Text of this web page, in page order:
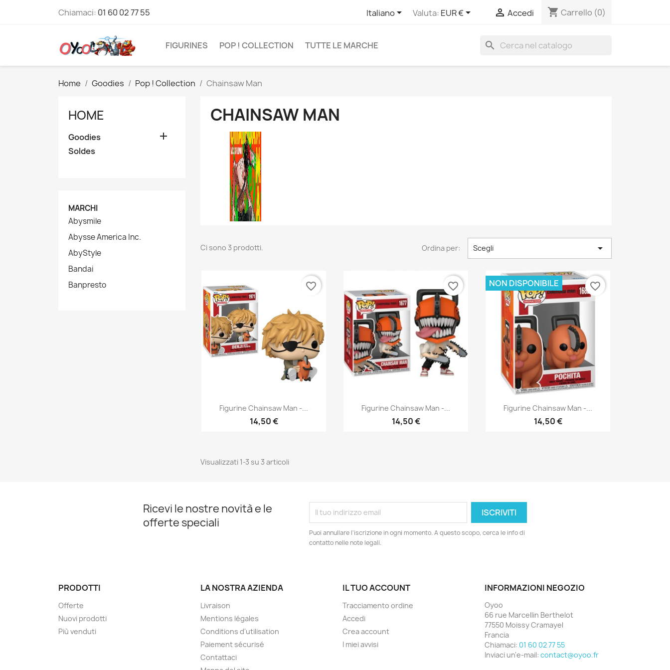
Chiamaci: 01 60 02 77 55 Italiano Valuta: EUR €  Accedi shopping_cart Carrello (0)
FIGURINES POP ! COLLECTION TUTTE LE MARCHE search
Home Goodies Pop ! Collection Chainsaw Man
HOME
Goodies 
Soldes
MARCHI
Abysmile
Abysse America Inc.
AbyStyle
Bandai
Banpresto
CHAINSAW MAN
Ci sono 3 prodotti. Ordina per: Scegli 
Anteprima
Figurine Chainsaw Man -...
14,50 €
favorite_border
Anteprima
Figurine Chainsaw Man -...
14,50 €
favorite_border
Anteprima
Figurine Chainsaw Man -...
14,50 €
NON DISPONIBILE favorite_border
Visualizzati 1-3 su 3 articoli
Ricevi le nostre novità e le
offerte speciali
Puoi annullare l'iscrizione in ogni momento. A questo scopo, cerca le info di
contatto nelle note legali.
PRODOTTI
Offerte
Nuovi prodotti
Più venduti
LA NOSTRA AZIENDA
Livraison
Mentions légales
Conditions d'utilisation
Paiement sécurisé
Contattaci
IL TUO ACCOUNT
Tracciamento ordine
Accedi
Crea account
I miei avvisi
INFORMAZIONI NEGOZIO
Oyoo
66 rue Marcellin Berthelot
77550 Moissy Cramayel
Francia
Chiamaci: 01 60 02 77 55
Inviaci un'e-mail: contact@oyoo.fr